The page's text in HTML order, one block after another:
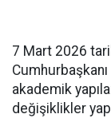
7 Mart 2026
akademik
değişiklikler